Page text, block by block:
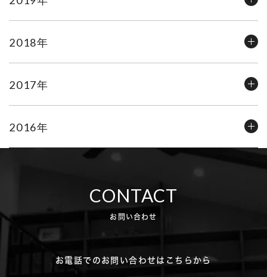
2018年
2017年
2016年
CONTACT
お問い合わせ
お電話でのお問い合わせはこちらから